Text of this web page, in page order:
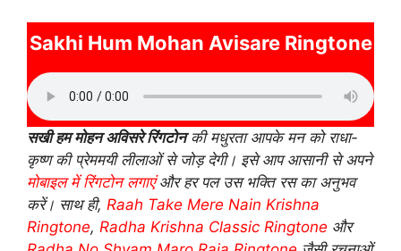
Sakhi Hum Mohan Avisare Ringtone
सखी हम मोहन अविसरे रिंगटोनकी मधुरता आपके मन को राधा-
कृष्ण की प्रेममयी लीलाओं से जोड़ देगी। इसे आप आसानी से अपने
मोबाइल में रिंगटोन लगाएंऔर हर पल उस भक्ति रस का अनुभव
करें। साथ ही, Raah Take Mere Nain Krishna
Ringtone, Radha Krishna Classic Ringtone और